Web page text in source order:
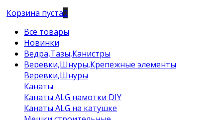
Корзина пуста0
Все товары
Новинки
Ведра,Тазы,Канистры
Веревки,Шнуры,Крепежные элементы
Веревки,Шнуры
Канаты
Канаты ALG намотки DIY
Канаты ALG на катушке